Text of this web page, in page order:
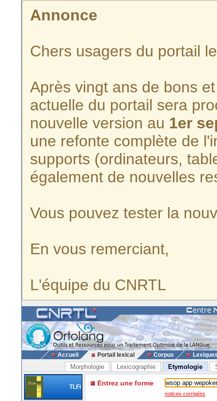
Annonce
Chers usagers du portail
Après vingt ans de bons
actuelle du portail sera
nouvelle version au 1er
une refonte complète de
supports (ordinateurs,
également de nouvelles
Vous pouvez tester la
En vous remerciant,
L'équipe du CNRTL
Accueil Portail lexical Corpus
Morphologie Lexicographie Etymologie
TLFi Entrez une forme
notices corrigées